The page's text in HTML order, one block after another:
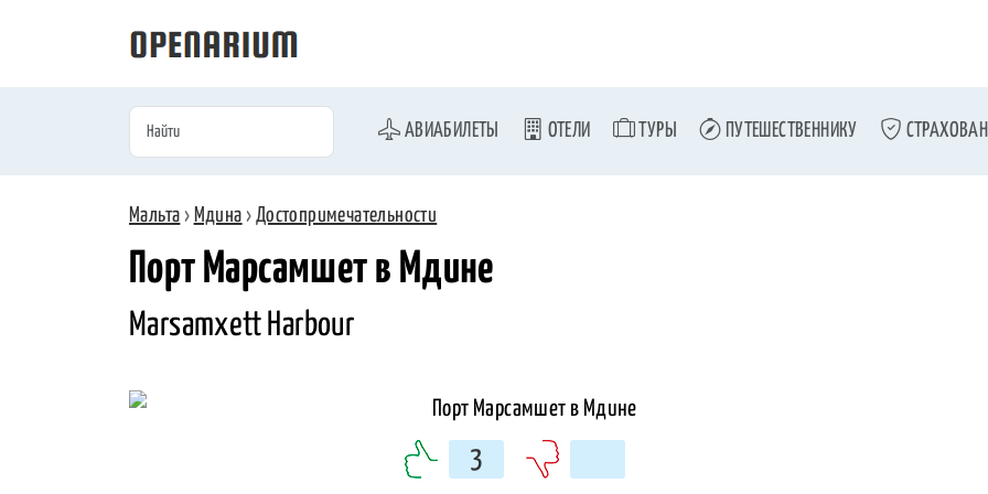
АВИАБИЛЕТЫ ОТЕЛИ ТУРЫ ПУТЕШЕСТВЕННИКУ
Мальта › Мдина › Достопримечательности
Порт Марсамшет в Мдине
Marsamxett Harbour
3